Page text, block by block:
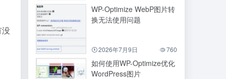
没
WP-Optimize WebP图片转
换无法使用问题
2026年7月9日 760
如何使用WP-Optimize优化
WordPress图片